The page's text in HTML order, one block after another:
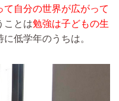
自分の世界が広がって
ことは勉強は子どもの生
に低学年のうちは。